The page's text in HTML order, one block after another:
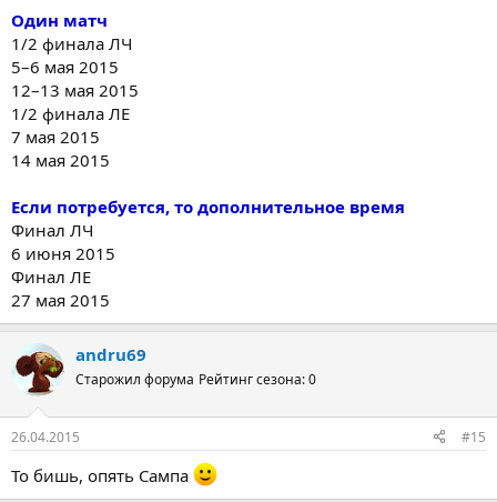
Один матч
1/2 финала ЛЧ
5–6 мая 2015
12–13 мая 2015
1/2 финала ЛЕ
7 мая 2015
14 мая 2015
Если потребуется, то дополнительное время
Финал ЛЧ
6 июня 2015
Финал ЛЕ
27 мая 2015
andru69
Старожил форума Рейтинг сезона: 0
26.04.2015 #15
То бишь, опять Сампа